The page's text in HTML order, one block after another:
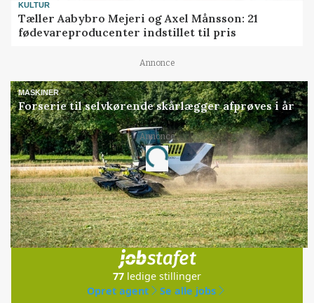
KULTUR
Tæller Aabybro Mejeri og Axel Månsson: 21
fødevareproducenter indstillet til pris
Annonce
MASKINER
Forserie til selvkørende skårlægger afprøves i år
Annonce
Loading...
Jobs
i samarbejde med
77 ledige stillinger
Opret agent
Se alle jobs